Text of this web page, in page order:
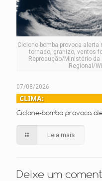
Ciclone-bomba provoca
tornado, granizo, ventos
Reprodução/Ministério
Regional/
07/08/2026
CLIMA:
Ciclone-bomba provoca
Leia mais
Deixe um